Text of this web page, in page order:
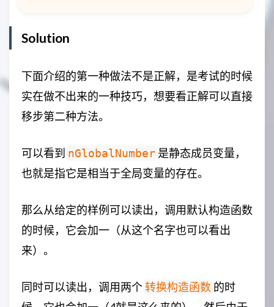
Solution
下面介绍的第一种做法不是正解，是考试的时候
实在做不出来的一种技巧，想要看正解可以直接
移步第二种方法。
可以看到 nGlobalNumber 是静态成员变量，
也就是指它是相当于全局变量的存在。
那么从给定的样例可以读出，调用默认构造函数
的时候，它会加一（从这个名字也可以看出
来）。
同时可以读出，调用两个转换构造函数 的时